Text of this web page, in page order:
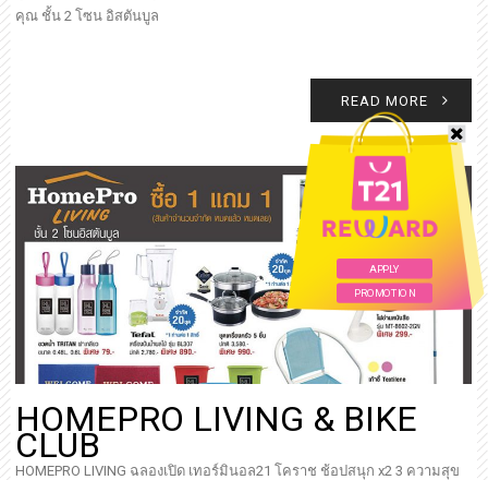
APPLY
PROMOTION
คุณ ชั้น 2 โซน อิสตันบูล
READ MORE
HOMEPRO LIVING & BIKE
CLUB
HOMEPRO LIVING ฉลองเปิด เทอร์มินอล21 โคราช ช้อปสนุก x2 3 ความสุข